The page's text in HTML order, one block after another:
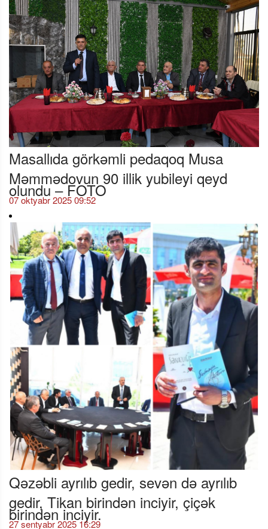
Masallıda görkəmli pedaqoq Musa
Məmmədovun 90 illik yubileyi qeyd
olundu – FOTO
07 oktyabr 2025 09:52
Qəzəbli ayrılıb gedir, sevən də ayrılıb
gedir, Tikan birindən inciyir, çiçək
birindən inciyir.
27 sentyabr 2025 16:29